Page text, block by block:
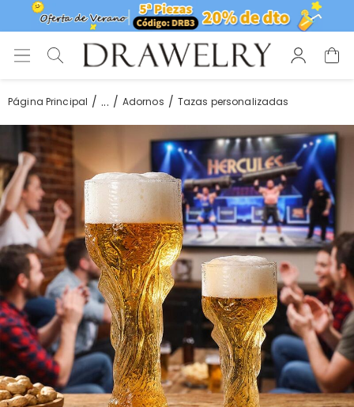
Página Principal ... Adornos Tazas personalizadas